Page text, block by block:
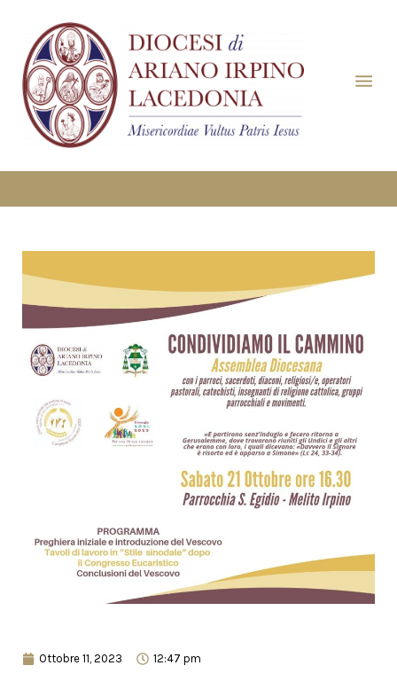
Ottobre 11, 2023 12:47 pm